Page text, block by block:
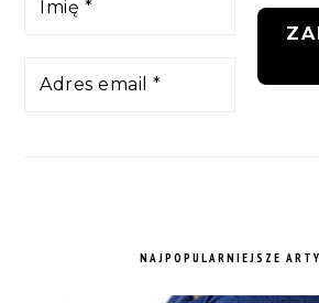
NAJPOPULARNIEJSZE